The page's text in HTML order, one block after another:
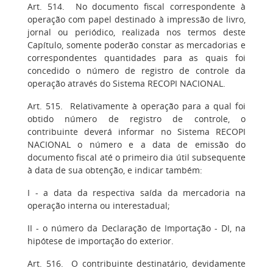
Art. 514. No documento fiscal correspondente à
operação com papel destinado à impressão de livro,
jornal ou periódico, realizada nos termos deste
Capítulo, somente poderão constar as mercadorias e
correspondentes quantidades para as quais foi
concedido o número de registro de controle da
operação através do Sistema RECOPI NACIONAL.
Art. 515. Relativamente à operação para a qual foi
obtido número de registro de controle, o
contribuinte deverá informar no Sistema RECOPI
NACIONAL o número e a data de emissão do
documento fiscal até o primeiro dia útil subsequente
à data de sua obtenção, e indicar também:
I - a data da respectiva saída da mercadoria na
operação interna ou interestadual;
II - o número da Declaração de Importação - DI, na
hipótese de importação do exterior.
Art. 516. O contribuinte destinatário, devidamente